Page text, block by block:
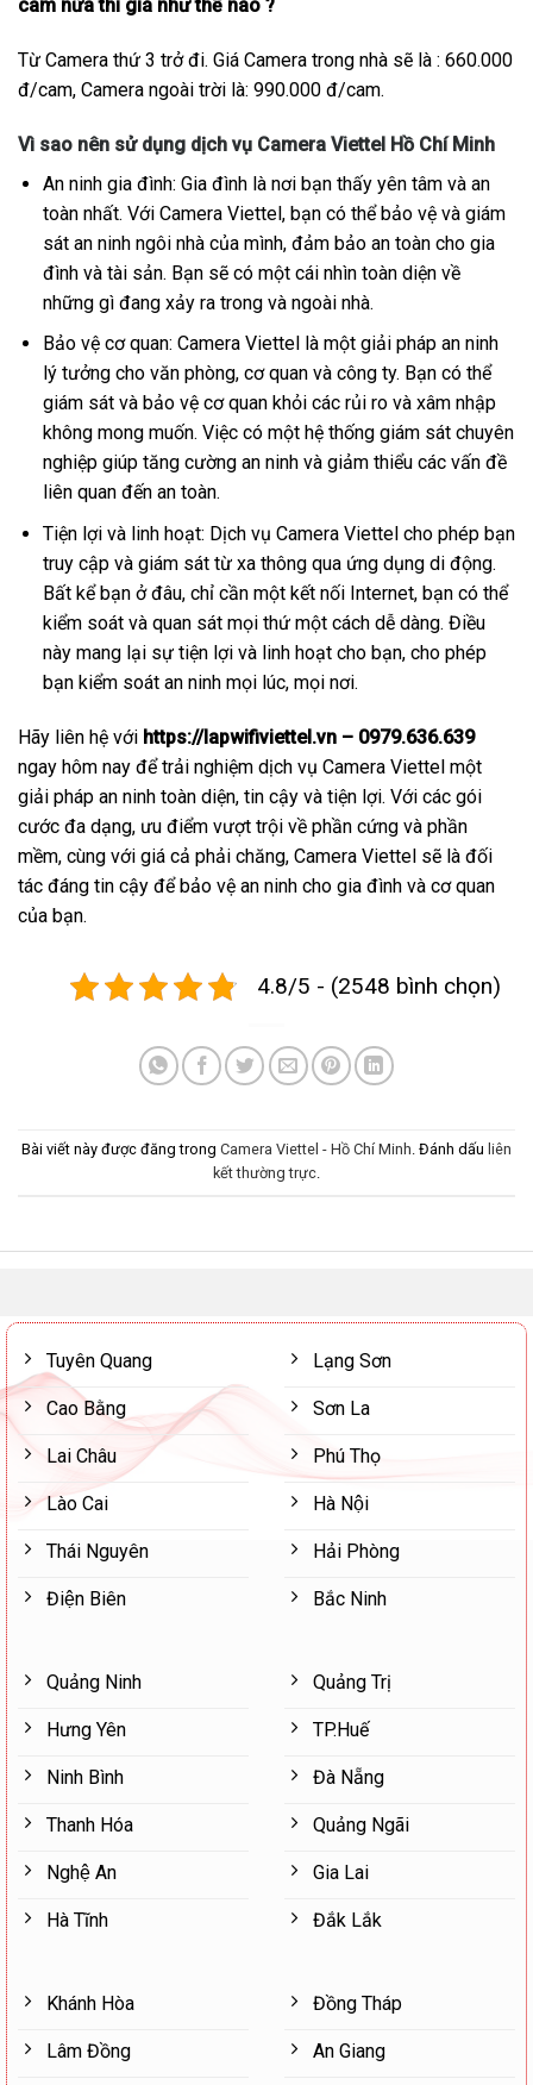
cam nữa thì giá như thế nào ?
Từ Camera thứ 3 trở đi. Giá Camera trong nhà sẽ là : 660.000
đ/cam, Camera ngoài trời là: 990.000 đ/cam.
Vì sao nên sử dụng dịch vụ Camera Viettel Hồ Chí Minh
An ninh gia đình: Gia đình là nơi bạn thấy yên tâm và an
toàn nhất. Với Camera Viettel, bạn có thể bảo vệ và giám
sát an ninh ngôi nhà của mình, đảm bảo an toàn cho gia
đình và tài sản. Bạn sẽ có một cái nhìn toàn diện về
những gì đang xảy ra trong và ngoài nhà.
Bảo vệ cơ quan: Camera Viettel là một giải pháp an ninh
lý tưởng cho văn phòng, cơ quan và công ty. Bạn có thể
giám sát và bảo vệ cơ quan khỏi các rủi ro và xâm nhập
không mong muốn. Việc có một hệ thống giám sát chuyên
nghiệp giúp tăng cường an ninh và giảm thiểu các vấn đề
liên quan đến an toàn.
Tiện lợi và linh hoạt: Dịch vụ Camera Viettel cho phép bạn
truy cập và giám sát từ xa thông qua ứng dụng di động.
Bất kể bạn ở đâu, chỉ cần một kết nối Internet, bạn có thể
kiểm soát và quan sát mọi thứ một cách dễ dàng. Điều
này mang lại sự tiện lợi và linh hoạt cho bạn, cho phép
bạn kiểm soát an ninh mọi lúc, mọi nơi.
Hãy liên hệ với https://lapwifiviettel.vn – 0979.636.639
ngay hôm nay để trải nghiệm dịch vụ Camera Viettel một
giải pháp an ninh toàn diện, tin cậy và tiện lợi. Với các gói
cước đa dạng, ưu điểm vượt trội về phần cứng và phần
mềm, cùng với giá cả phải chăng, Camera Viettel sẽ là đối
tác đáng tin cậy để bảo vệ an ninh cho gia đình và cơ quan
của bạn.
4.8/5 - (2548 bình chọn)
Bài viết này được đăng trong Camera Viettel - Hồ Chí Minh. Đánh dấu liên
kết thường trực.
Tuyên Quang
Cao Bằng
Lai Châu
Lào Cai
Thái Nguyên
Điện Biên
Lạng Sơn
Sơn La
Phú Thọ
Hà Nội
Hải Phòng
Bắc Ninh
Quảng Ninh
Hưng Yên
Ninh Bình
Thanh Hóa
Nghệ An
Hà Tĩnh
Quảng Trị
TP.Huế
Đà Nẵng
Quảng Ngãi
Gia Lai
Đắk Lắk
Khánh Hòa
Lâm Đồng
Đồng Tháp
An Giang